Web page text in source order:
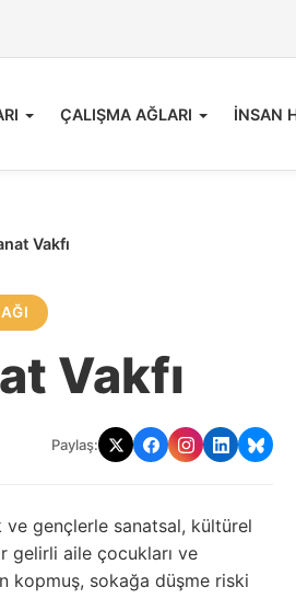
ÇALIŞMA AĞLARI İNSAN
Vakfı
Vakfı
Paylaş:
ve gençlerle sanatsal, kültürel
gelirli aile çocukları ve
kopmuş, sokağa düşme riski